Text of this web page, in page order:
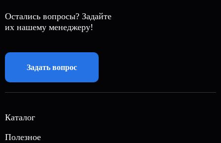
Остались вопросы? Задайте
их нашему менеджеру!
Задать вопрос
Каталог
Автономная газификация
Полезное